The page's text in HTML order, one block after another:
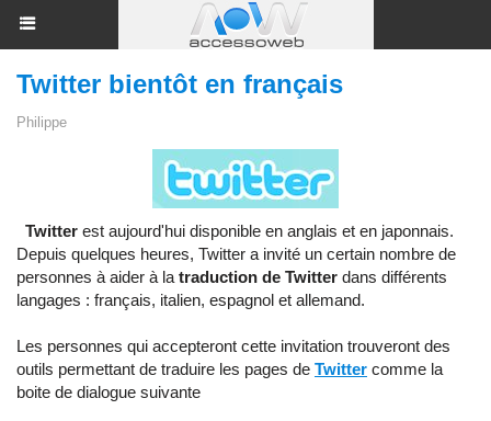
Twitter bientôt en français
Philippe
Twitter est aujourd'hui disponible en anglais et en japonnais.
Depuis quelques heures, Twitter a invité un certain nombre de
personnes à aider à la traduction de Twitter dans différents
langages : français, italien, espagnol et allemand.
Les personnes qui accepteront cette invitation trouveront des
outils permettant de traduire les pages de Twitter comme la
boite de dialogue suivante